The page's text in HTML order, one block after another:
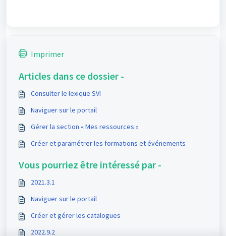
Imprimer
Articles dans ce dossier -
Consulter le lexique SVI
Naviguer sur le portail
Gérer la section « Mes ressources »
Créer et paramétrer les formations et événements
Vous pourriez être intéressé par -
2021.3.1
Naviguer sur le portail
Créer et gérer les catalogues
2022.9.2